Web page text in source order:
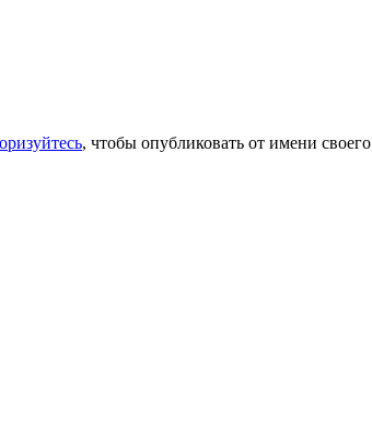
, чтобы опубликовать от имени своего